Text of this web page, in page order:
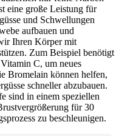
eine große Leistung für
und Schwellungen
aufbauen und
Ihren Körper mit
Zum Beispiel benötigt
C, um neues
Bromelain können helfen,
schneller abzubauen.
sind in einem speziellen
für 30
zu beschleunigen.